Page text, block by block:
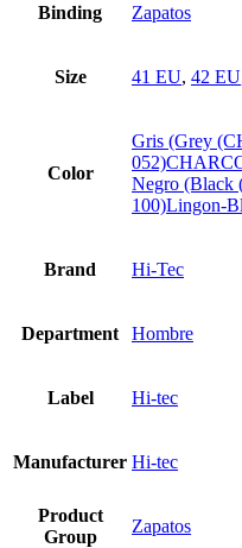
Binding Zapatos
Size 41 EU, 42 EU
Color
Gris (Grey
Negro (Black
100)Lingon-
Brand Hi-Tec
Department Hombre
Label Hi-tec
Manufacturer Hi-tec
Product
Group
Zapatos